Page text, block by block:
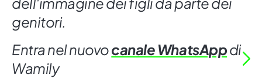
genitori.
Entra nel nuovocanale WhatsAppdi
Wamily